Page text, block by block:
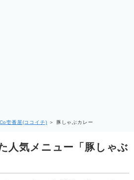
壱番屋(ココイチ) ＞ 豚しゃぶカレー
人気メニュー「豚しゃぶ